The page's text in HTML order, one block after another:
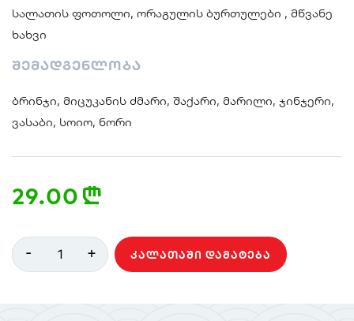
სალათის ფოთოლი, ორაგულის ბურთულები , მწვანე
ხახვი
შემადგენლობა
ბრინჯი, მიცუკანის ძმარი, შაქარი, მარილი, ჯინჯერი,
ვასაბი, სოიო, ნორი
29.00 n
- 1 + ᲙᲐᲚᲐᲗᲐᲨᲘ ᲓᲐᲛᲐᲢᲔᲑᲐ